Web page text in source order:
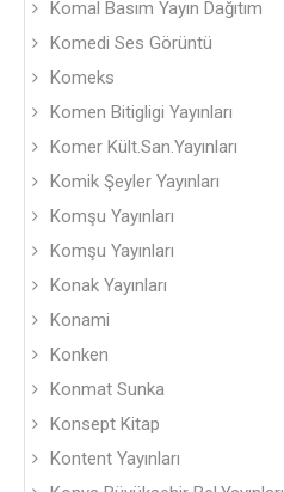
Komal Basım Yayın Dağıtım
Komedi Ses Görüntü
Komeks
Komen Bitigligi Yayınları
Komer Kült.San.Yayınları
Komik Şeyler Yayınları
Komşu Yayınları
Komşu Yayınları
Konak Yayınları
Konami
Konken
Konmat Sunka
Konsept Kitap
Kontent Yayınları